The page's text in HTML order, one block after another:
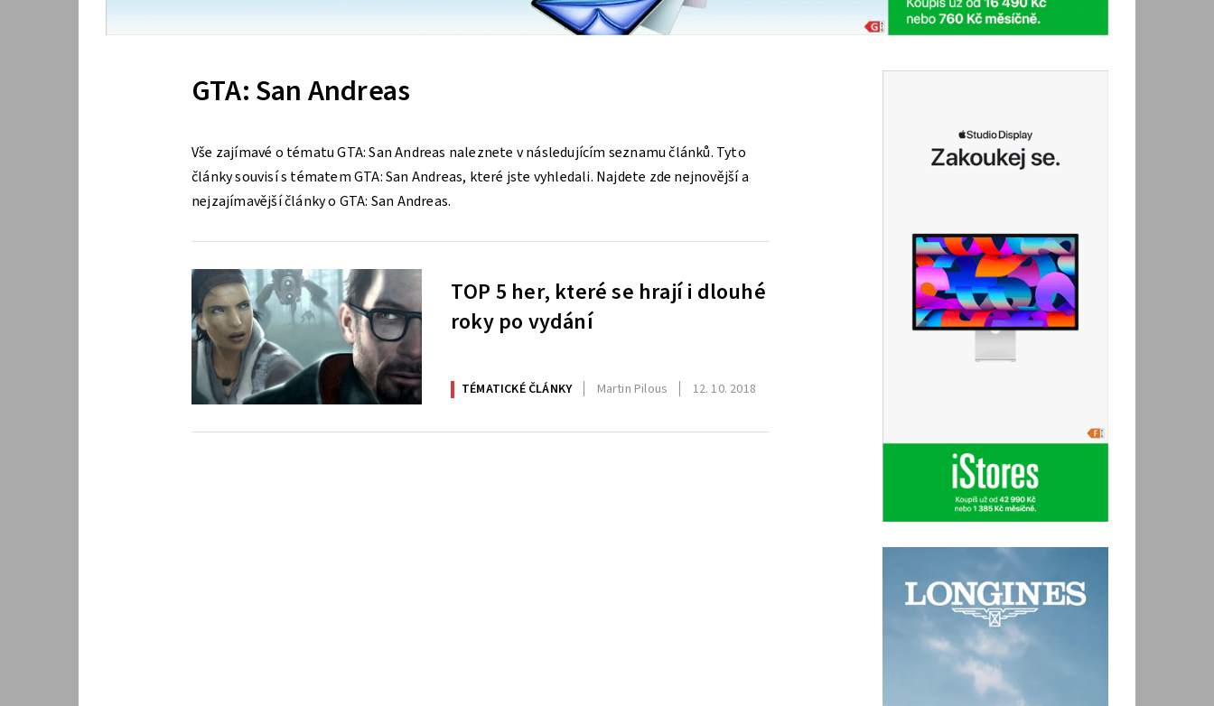
GTA: San Andreas
Vše zajímavé o tématu GTA: San Andreas naleznete v následujícím seznamu článků. Tyto
články souvisí s tématem GTA: San Andreas, které jste vyhledali. Najdete zde nejnovější a
nejzajímavější články o GTA: San Andreas.
TOP 5 her, které se hrají i dlouhé
roky po vydání
TÉMATICKÉ ČLÁNKY Martin Pilous 12. 10. 2018